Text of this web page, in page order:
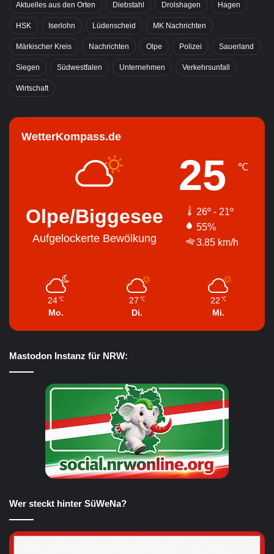
Aktuelles aus den Orten Diebstahl Drolshagen Hagen
HSK Iserlohn Lüdenscheid MK Nachrichten
Märkischer Kreis Nachrichten Olpe Polizei Sauerland
Siegen Südwestfalen Unternehmen Verkehrsunfall
Wirtschaft
WetterKompass.de
Olpe/Biggesee
Aufgelockerte Bewölkung
25 ℃
26º - 21º
55%
3.85 km/h
24 ℃
Mo.
27 ℃
Di.
22 ℃
Mi.
Mastodon Instanz für NRW:
Wer steckt hinter SüWeNa?